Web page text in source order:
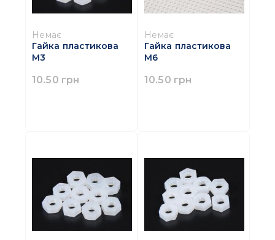
Немає
Гайка пластикова
М3
10.50 грн
Немає
Гайка пластикова
М6
10.50 грн